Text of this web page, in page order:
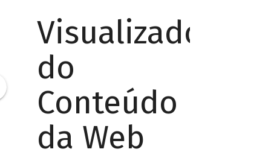
Visualizador
do
Conteúdo
da Web